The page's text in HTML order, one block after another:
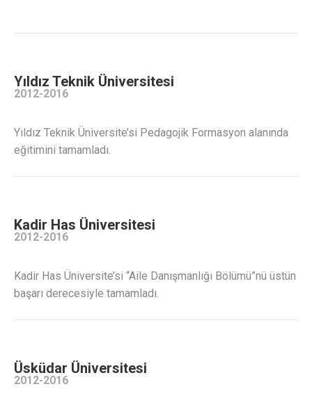
Yıldız Teknik Üniversitesi
2012-2016
Yıldız Teknik Üniversite’si Pedagojik Formasyon alanında
eğitimini tamamladı.
Kadir Has Üniversitesi
2012-2016
Kadir Has Üniversite’si “Aile Danışmanlığı Bölümü”nü üstün
başarı derecesiyle tamamladı.
Üsküdar Üniversitesi
2012-2016